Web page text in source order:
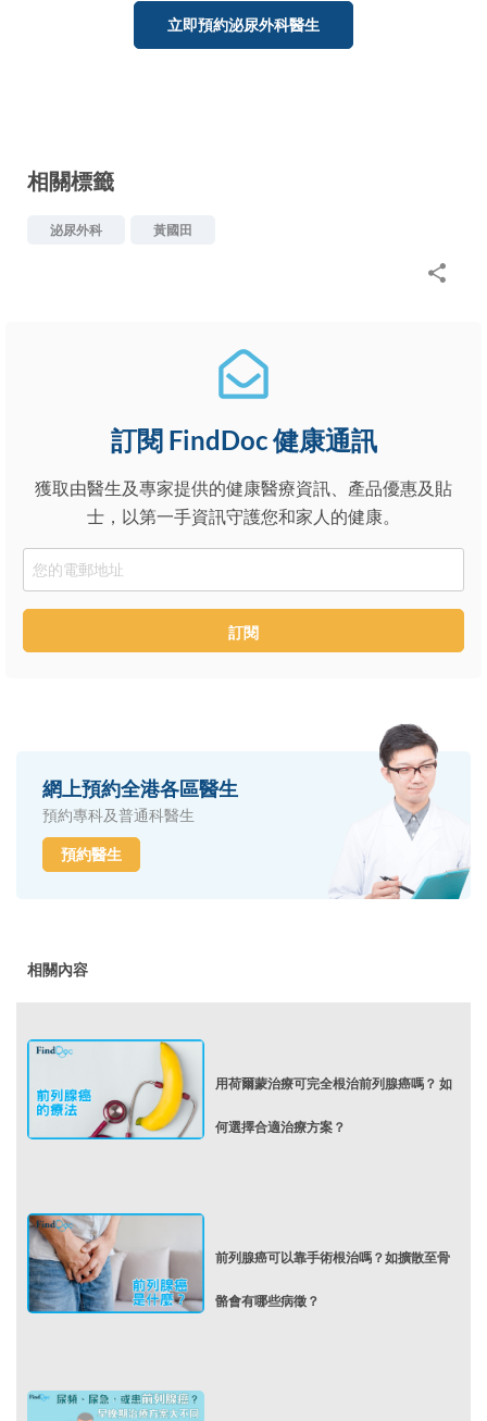
立即預約泌尿外科醫生
相關標籤
泌尿外科 黃國田
訂閱 FindDoc 健康通訊
獲取由醫生及專家提供的健康醫療資訊、產品優惠及貼
士，以第一手資訊守護您和家人的健康。
Email
訂閱
網上預約全港各區醫生
預約專科及普通科醫生
預約醫生
相關內容
用荷爾蒙治療可完全根治前列腺癌嗎？ 如
何選擇合適治療方案？
前列腺癌可以靠手術根治嗎？如擴散至骨
骼會有哪些病徵？